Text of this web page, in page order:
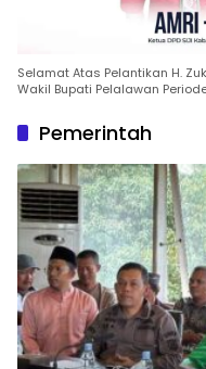
Selamat Atas Pelantikan H.
Wakil Bupati Pelalawan
Pemerintah